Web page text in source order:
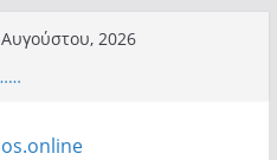
2026
της Μ.Καρυστιανού και όχι
σύστημα εξουσίας»